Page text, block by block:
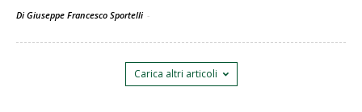
Di Giuseppe Francesco Sportelli -
Carica altri articoli